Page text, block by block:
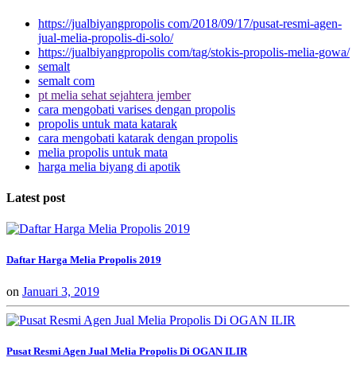
https://jualbiyangpropolis com/2018/09/17/pusat-resmi-agen-
jual-melia-propolis-di-solo/
https://jualbiyangpropolis com/tag/stokis-propolis-melia-gowa/
semalt
semalt com
pt melia sehat sejahtera jember
cara mengobati varises dengan propolis
propolis untuk mata katarak
cara mengobati katarak dengan propolis
melia propolis untuk mata
harga melia biyang di apotik
Latest post
Daftar Harga Melia Propolis 2019
on Januari 3, 2019
Pusat Resmi Agen Jual Melia Propolis Di OGAN ILIR